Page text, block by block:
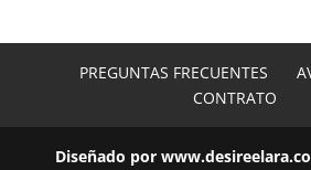
PREGUNTAS FRECUENTES
CONTRATO
Diseñado por